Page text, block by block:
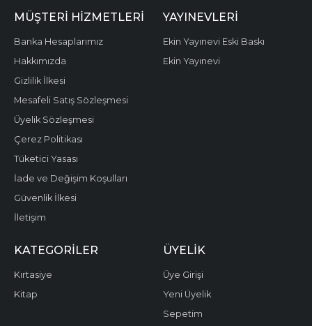
MÜŞTERI HIZMETLERI
Banka Hesaplarımız
Hakkımızda
Gizlilik İlkesi
Mesafeli Satış Sözleşmesi
Üyelik Sözleşmesi
Çerez Politikası
Tüketici Yasası
İade ve Değişim Koşulları
Güvenlik İlkesi
İletişim
YAYINEVLERI
Ekin Yayınevi Eski Baskı
Ekin Yayınevi
KATEGORILER
Kırtasiye
Kitap
ÜYELIK
Üye Girişi
Yeni Üyelik
Sepetim